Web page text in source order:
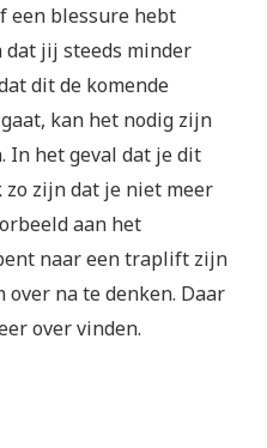
een blessure hebt
dat jij steeds minder
dit de komende
kan het nodig zijn
In het geval dat je dit
zijn dat je niet meer
aan het
naar een traplift zijn
na te denken. Daar
over vinden.